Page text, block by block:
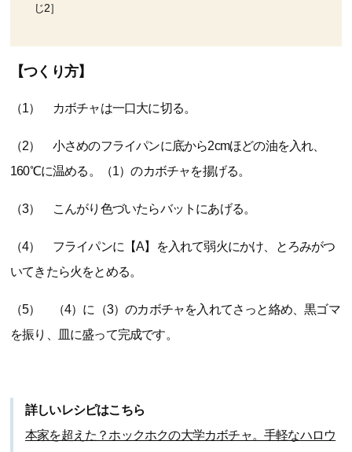
じ2］
【つくり方】
（1） カボチャは一口大に切る。
（2） 小さめのフライパンに底から2cmほどの油を入れ、
160℃に温める。（1）のカボチャを揚げる。
（3） こんがり色づいたらバットにあげる。
（4） フライパンに【A】を入れて弱火にかけ、とろみがつ
いてきたら火をとめる。
（5） （4）に（3）のカボチャを入れてさっと絡め、黒ゴマ
を振り、皿に盛って完成です。
詳しいレシピはこちら
本家を超えた？ホックホクの大学カボチャ。手軽なハロウ